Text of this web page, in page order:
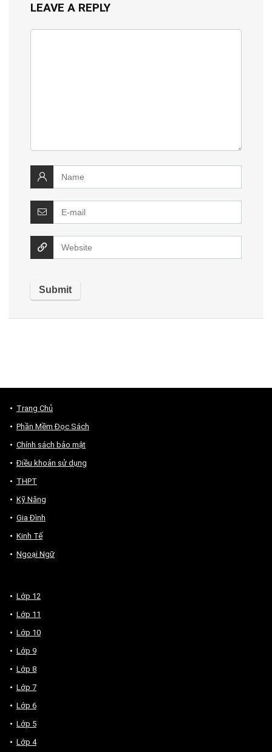
LEAVE A REPLY
Trang Chủ
Phần Mềm Đọc Sách
Chính sách bảo mật
Điều khoản sử dụng
THPT
Kỹ Năng
Gia Đình
Kinh Tế
Ngoại Ngữ
Lớp 12
Lớp 11
Lớp 10
Lớp 9
Lớp 8
Lớp 7
Lớp 6
Lớp 5
Lớp 4